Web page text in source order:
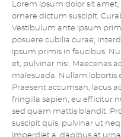
Lorem ipsum dolor sit
ornare dictum suscipit.
Vestibulum ante ipsum
posuere cubilia curae;
ipsum primis in faucibus.
et, pulvinar nisi. Maecenas
malesuada. Nullam lobortis
Praesent accumsan, lacus
fringilla sapien, eu efficitur
sed quam mattis blandit.
suscipit quis, pulvinar ut